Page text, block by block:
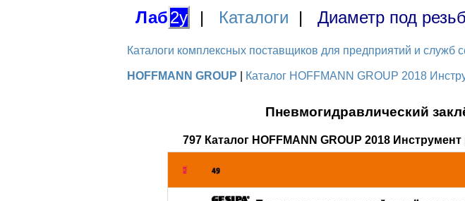
Лаб2у | Каталоги | Диаметр под
Каталоги комплексных поставщиков для предприятий и служб
HOFFMANN GROUP Каталог HOFFMANN GROUP 2018
Пневмогидравлический
797 Каталог HOFFMANN GROUP 2018